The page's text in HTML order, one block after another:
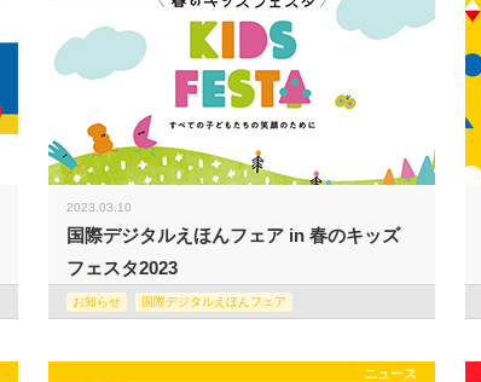
2023.03.10
国際デジタルえほんフェア in 春のキッズ
フェスタ2023
お知らせ 国際デジタルえほんフェア
ニュース